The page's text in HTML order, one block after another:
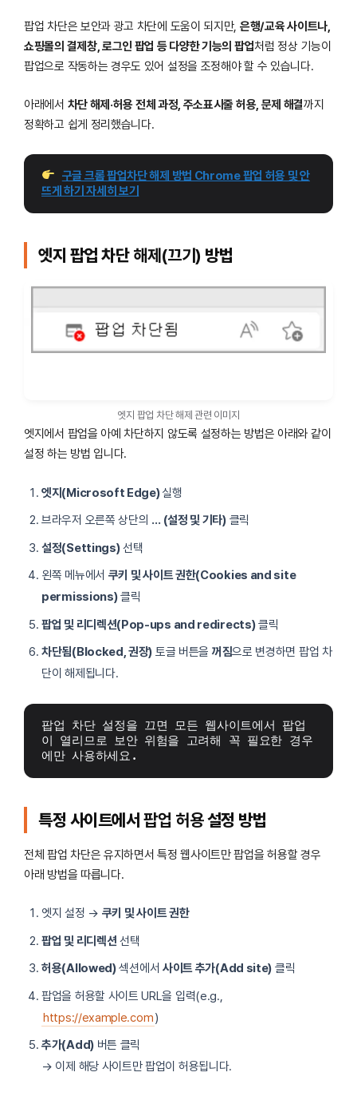
팝업 차단은 보안과 광고 차단에 도움이 되지만, 은행/교육 사이트나,
쇼핑몰의 결제창, 로그인 팝업 등 다양한 기능의 팝업처럼 정상 기능이
팝업으로 작동하는 경우도 있어 설정을 조정해야 할 수 있습니다.
아래에서 차단 해제·허용 전체 과정, 주소표시줄 허용, 문제 해결까지
정확하고 쉽게 정리했습니다.
구글 크롬 팝업차단 해제 방법 Chrome 팝업 허용 및 안
뜨게 하기 자세히 보기
엣지 팝업 차단 해제(끄기) 방법
엣지 팝업 차단 해제 관련 이미지
엣지에서 팝업을 아예 차단하지 않도록 설정하는 방법은 아래와 같이
설정 하는 방법 입니다.
엣지(Microsoft Edge)실행
브라우저 오른쪽 상단의 … (설정 및 기타)클릭
설정(Settings)선택
왼쪽 메뉴에서 쿠키 및 사이트 권한(Cookies and site
permissions)클릭
팝업 및 리디렉션(Pop-ups and redirects)클릭
차단됨(Blocked, 권장) 토글 버튼을 꺼짐으로 변경하면 팝업 차
단이 해제됩니다.
팝업 차단 설정을 끄면 모든 웹사이트에서 팝업
이 열리므로 보안 위험을 고려해 꼭 필요한 경우
에만 사용하세요.
특정 사이트에서팝업 허용설정 방법
전체 팝업 차단은 유지하면서 특정 웹사이트만 팝업을 허용할 경우
아래 방법을 따릅니다.
엣지 설정 → 쿠키 및 사이트 권한
팝업 및 리디렉션 선택
허용(Allowed)섹션에서 사이트 추가(Add site) 클릭
팝업을 허용할 사이트 URL을 입력(e.g.,
https://example.com)
추가(Add)버튼 클릭
→ 이제 해당 사이트만 팝업이 허용됩니다.